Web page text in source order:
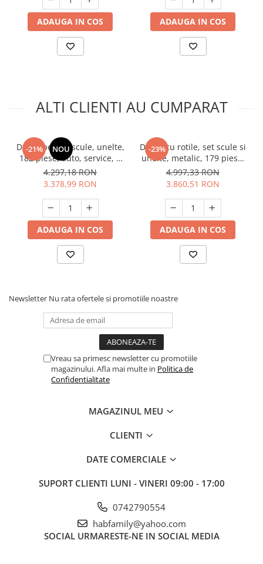
Aspiratoare
Suflante Frunze
Unelte Gradinarit
Zootehnie
Incubatoare oua
ADAUGA IN COS ADAUGA IN COS
ALTI CLIENTI AU CUMPARAT
-21% NOU
Dulap pentru scule, unelte,
182 piese, auto, service, 7
sertare, roti, Top Master Pro
455555
4.297,18 RON
3.378,99 RON
ADAUGA IN COS
-23%
Dulap cu rotile, set scule si
unelte, metalic, 179 piese,
Tolsen 85411
4.997,33 RON
3.860,51 RON
ADAUGA IN COS
Newsletter Nu rata ofertele si promotiile noastre
Vreau sa primesc newsletter cu promotiile
magazinului. Afla mai multe in Politica de
Confidentialitate
MAGAZINUL MEU
CLIENTI
DATE COMERCIALE
SUPORT CLIENTI LUNI - VINERI 09:00 - 17:00
0742790554
habfamily@yahoo.com
SOCIAL URMARESTE-NE IN SOCIAL MEDIA